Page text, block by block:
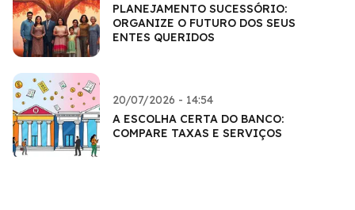
PLANEJAMENTO SUCESSÓRIO:
ORGANIZE O FUTURO DOS SEUS
ENTES QUERIDOS
20/07/2026 - 14:54
A ESCOLHA CERTA DO BANCO:
COMPARE TAXAS E SERVIÇOS